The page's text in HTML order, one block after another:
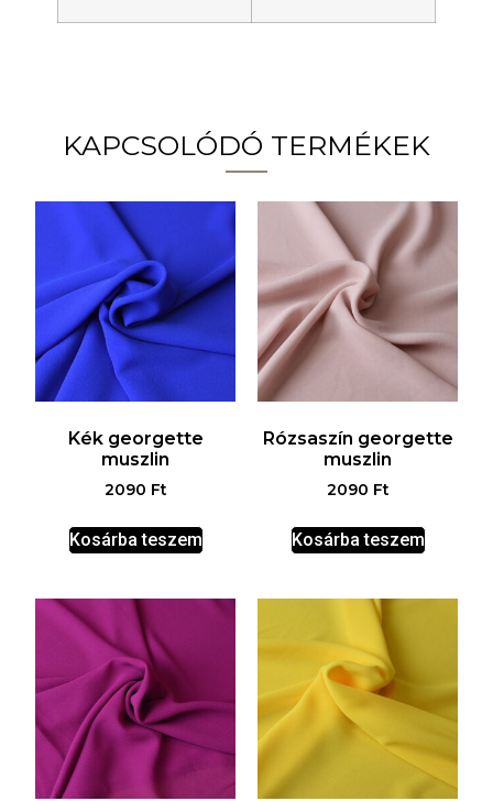
KAPCSOLÓDÓ TERMÉKEK
Kék georgette
muszlin
2090 Ft
Kosárba teszem
Rózsaszín georgette
muszlin
2090 Ft
Kosárba teszem